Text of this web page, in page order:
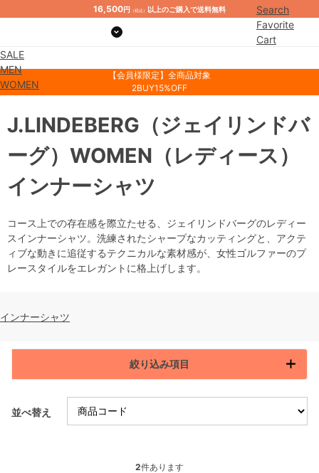
16,500円 （税込） 以上のご購入で送料無料
Search
Favorite
Cart
SALE
MEN
WOMEN
【会員様限定】全商品対象
2BUY15%OFF
インナーシャツ
J.LINDEBERG （ジェイリンドバ
ーグ） WOMEN （レディース）
コース上での存在感を際立たせる、ジェイリンドバーグのレディー
スインナーシャツ。洗練されたシャープなカッティングと、アクテ
ィブな動きに追従するテクニカルな素材感が、女性ゴルファーのプ
レースタイルをエレガントに格上げします。
インナーシャツ
絞り込み項目
並べ替え
2件あります